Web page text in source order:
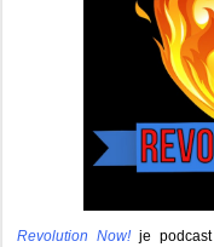
Revolution Now! je